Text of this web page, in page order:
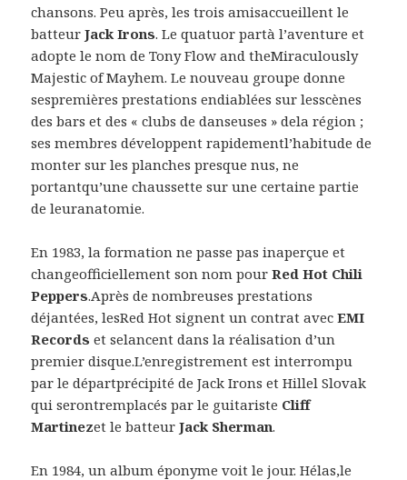
chansons. Peu après, les trois amisaccueillent le
batteurJack Irons. Le quatuor partà l’aventure et
adopte le nom de Tony Flow and theMiraculously
Majestic of Mayhem. Le nouveau groupe donne
sespremières prestations endiablées sur lesscènes
des bars et des « clubs de danseuses » dela région ;
ses membres développent rapidementl’habitude de
monter sur les planches presque nus, ne
portantqu’une chaussette sur une certaine partie
de leuranatomie.
En 1983, la formation ne passe pas inaperçue et
changeofficiellement son nom pourRed Hot Chili
Peppers.Après de nombreuses prestations
déjantées, lesRed Hot signent un contrat avecEMI
Records et selancent dans la réalisation d’un
premier disque.L’enregistrement est interrompu
par le départprécipité de Jack Irons et Hillel Slovak
qui serontremplacés par le guitariste Cliff
Martinezet le batteurJack Sherman.
En 1984, un album éponyme voit le jour. Hélas,le